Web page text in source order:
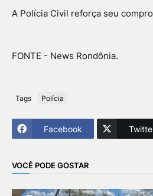
A Polícia Civil reforça seu
FONTE - News Rondônia.
Tags Polícia
Facebook
VOCÊ PODE GOSTAR